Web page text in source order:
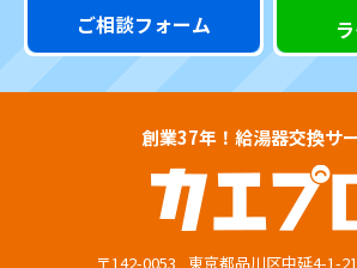
ご相談フォーム
創業37年！給湯器交換サ
〒142-0053 東京都品川区中延4-1-